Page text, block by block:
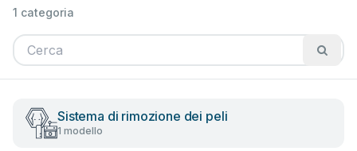
1 categoria
Sistema di rimozione dei peli
1 modello